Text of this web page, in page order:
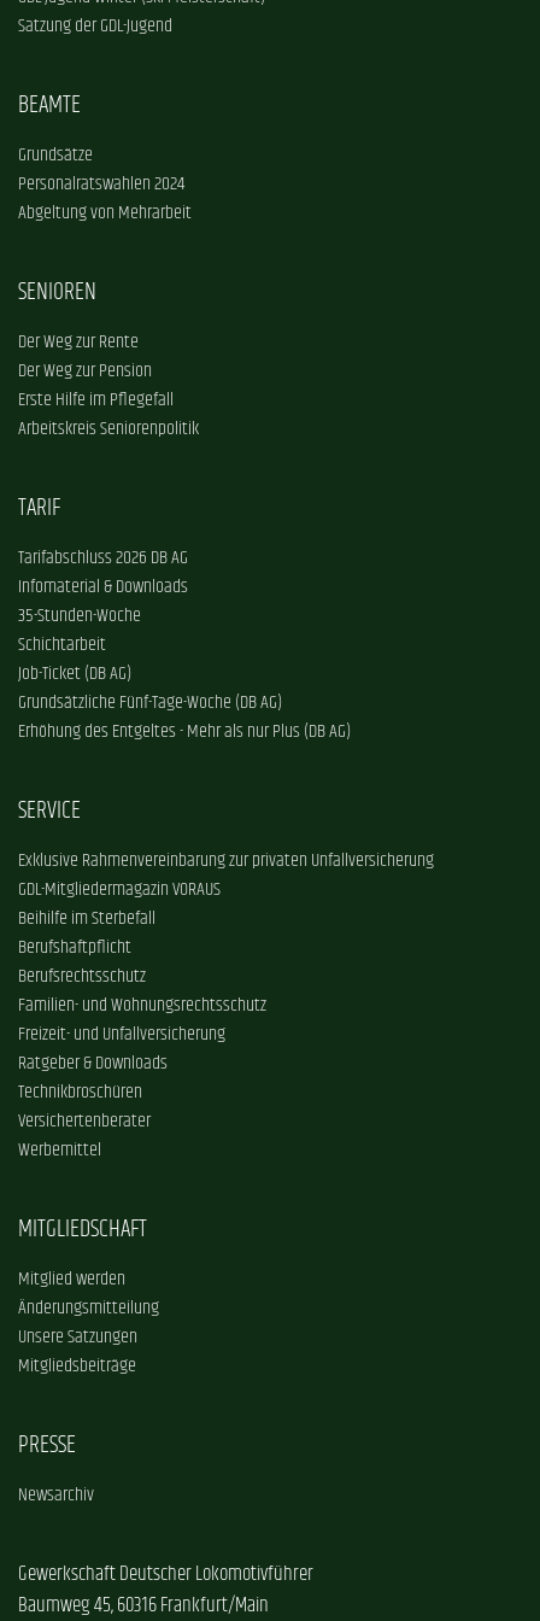
Satzung der GDL-Jugend
BEAMTE
Grundsätze
Personalratswahlen 2024
Abgeltung von Mehrarbeit
SENIOREN
Der Weg zur Rente
Der Weg zur Pension
Erste Hilfe im Pflegefall
Arbeitskreis Seniorenpolitik
TARIF
Tarifabschluss 2026 DB AG
Infomaterial & Downloads
35-Stunden-Woche
Schichtarbeit
Job-Ticket (DB AG)
Grundsätzliche Fünf-Tage-Woche (DB AG)
Erhöhung des Entgeltes - Mehr als nur Plus (DB AG)
SERVICE
Exklusive Rahmenvereinbarung zur privaten Unfallversicherung
GDL-Mitgliedermagazin VORAUS
Beihilfe im Sterbefall
Berufshaftpflicht
Berufsrechtsschutz
Familien- und Wohnungsrechtsschutz
Freizeit- und Unfallversicherung
Ratgeber & Downloads
Technikbroschüren
Versichertenberater
Werbemittel
MITGLIEDSCHAFT
Mitglied werden
Änderungsmitteilung
Unsere Satzungen
Mitgliedsbeiträge
PRESSE
Newsarchiv
Gewerkschaft Deutscher Lokomotivführer
Baumweg 45, 60316 Frankfurt/Main